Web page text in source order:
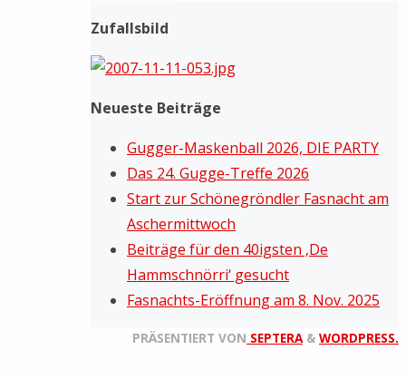
Zufallsbild
Neueste Beiträge
Gugger-Maskenball 2026, DIE PARTY
Das 24. Gugge-Treffe 2026
Start zur Schönegröndler Fasnacht am
Aschermittwoch
Beiträge für den 40igsten ‚De
Hammschnörri‘ gesucht
Fasnachts-Eröffnung am 8. Nov. 2025
PRÄSENTIERT VON SEPTERA& WORDPRESS.